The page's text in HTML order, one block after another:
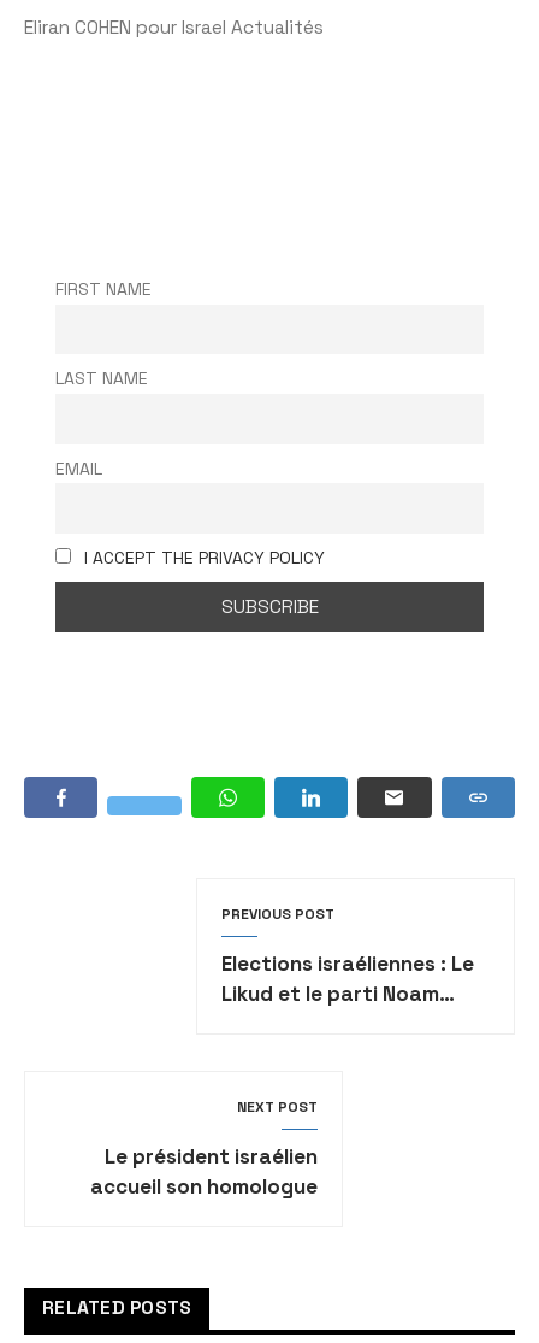
Eliran COHEN pour Israel Actualités
FIRST NAME
LAST NAME
EMAIL
I ACCEPT THE PRIVACY POLICY
PREVIOUS POST
Elections israéliennes : Le
Likud et le parti Noam
NEXT POST
Le président israélien
accueil son homologue
RELATED POSTS